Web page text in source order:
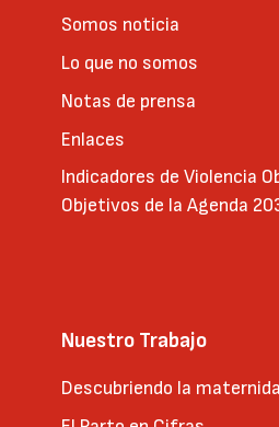
Somos noticia
Lo que no somos
Notas de prensa
Enlaces
Indicadores de Violencia
Objetivos de la Agenda
Nuestro Trabajo
Descubriendo la